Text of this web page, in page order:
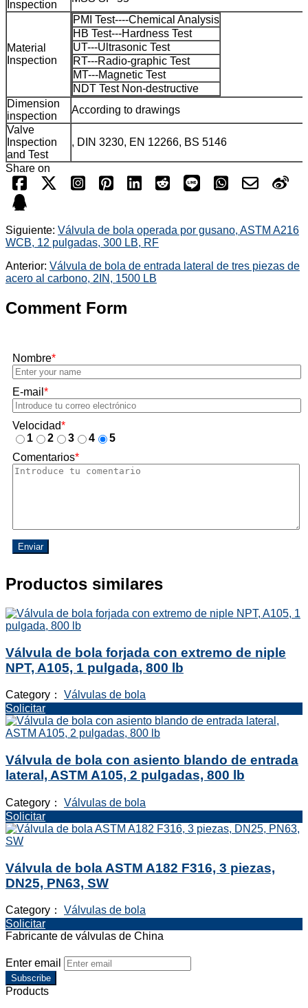
Inspection
Material
Inspection
PMI Test----Chemical Analysis
HB Test---Hardness Test
UT---Ultrasonic Test
RT---Radio-graphic Test
MT---Magnetic Test
NDT Test Non-destructive
Dimension
inspection
According to drawings
Valve
Inspection
and Test
, DIN 3230, EN 12266, BS 5146
Share on
Siguiente: Válvula de bola operada por gusano, ASTM A216
WCB, 12 pulgadas, 300 LB, RF
Anterior: Válvula de bola de entrada lateral de tres piezas de
acero al carbono, 2IN, 1500 LB
Comment Form
Nombre*
E-mail *
Velocidad*
1
2 3 4
5
Comentarios*
Enviar
Productos similares
Válvula de bola forjada con extremo de niple
NPT, A105, 1 pulgada, 800 lb
Category： Válvulas de bola
Solicitar
Válvula de bola con asiento blando de entrada
lateral, ASTM A105, 2 pulgadas, 800 lb
Category： Válvulas de bola
Solicitar
Válvula de bola ASTM A182 F316, 3 piezas,
DN25, PN63, SW
Category： Válvulas de bola
Solicitar
Fabricante de válvulas de China
Enter email
Subscribe
Products